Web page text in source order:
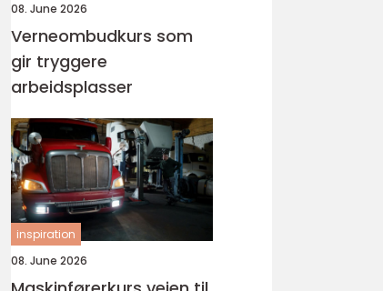
08. June 2026
Verneombudkurs som
gir tryggere
arbeidsplasser
inspiration
08. June 2026